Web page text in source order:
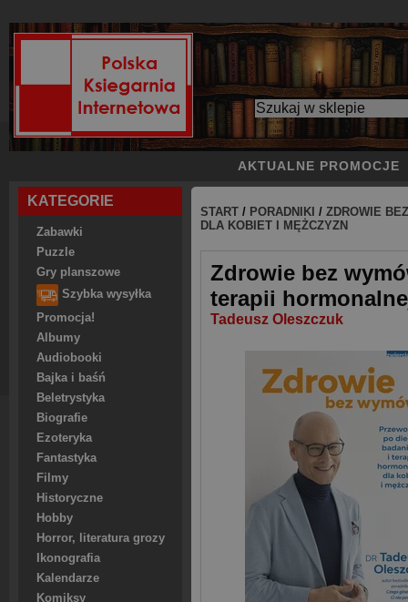
AKTUALNE PROMOCJE
KATEGORIE
Zabawki
Puzzle
Gry planszowe
Szybka wysyłka
Promocja!
Albumy
Audiobooki
Bajka i baśń
Beletrystyka
Biografie
Ezoteryka
Fantastyka
Filmy
Historyczne
Hobby
Horror, literatura grozy
Ikonografia
Kalendarze
Komiksy
START / PORADNIKI / ZDROWIE
DLA KOBIET I MĘŻCZYZN
Zdrowie bez
terapii
Tadeusz Oleszczuk